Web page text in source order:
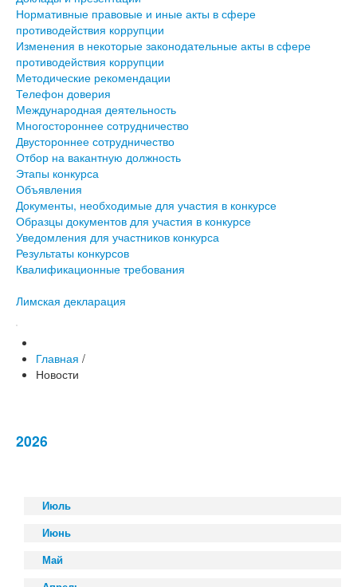
Нормативные правовые и иные акты в сфере
противодействия коррупции
Изменения в некоторые законодательные акты в сфере
противодействия коррупции
Методические рекомендации
Телефон доверия
Международная деятельность
Многостороннее сотрудничество
Двустороннее сотрудничество
Отбор на вакантную должность
Этапы конкурса
Объявления
Документы, необходимые для участия в конкурсе
Образцы документов для участия в конкурсе
Уведомления для участников конкурса
Результаты конкурсов
Квалификационные требования
Лимская декларация
Главная /
Новости
2026
Июль
Июнь
Май